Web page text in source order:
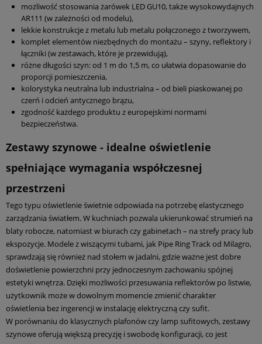
możliwość stosowania żarówek LED GU10, także wysokowydajnych
AR111 (w zależności od modelu),
lekkie konstrukcje z metalu lub metalu połączonego z tworzywem,
komplet elementów niezbędnych do montażu – szyny, reflektory i
łączniki (w zestawach, które je przewidują),
różne długości szyn: od 1 m do 1,5 m, co ułatwia dopasowanie do
proporcji pomieszczenia,
kolorystyka neutralna lub industrialna – od bieli piaskowanej po
czerń i odcień antycznego brązu,
zgodność każdego produktu z europejskimi normami
bezpieczeństwa.
Zestawy szynowe - idealne oświetlenie
spełniające wymagania współczesnej
przestrzeni
Tego typu oświetlenie świetnie odpowiada na potrzebę elastycznego
zarządzania światłem. W kuchniach pozwala ukierunkować strumień na
blaty robocze, natomiast w biurach czy gabinetach – na strefy pracy lub
ekspozycje. Modele z wiszącymi tubami, jak Pipe Ring Track od Milagro,
sprawdzają się również nad stołem w jadalni, gdzie ważne jest dobre
doświetlenie powierzchni przy jednoczesnym zachowaniu spójnej
estetyki wnętrza. Dzięki możliwości przesuwania reflektorów po listwie,
użytkownik może w dowolnym momencie zmienić charakter
oświetlenia bez ingerencji w instalację elektryczną czy sufit.
W porównaniu do klasycznych plafonów czy lamp sufitowych, zestawy
szynowe oferują większą precyzję i swobodę konfiguracji, co jest